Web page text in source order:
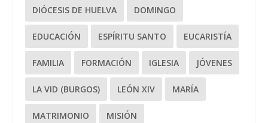
DIÓCESIS DE HUELVA DOMINGO
EDUCACIÓN ESPÍRITU SANTO EUCARISTÍA
FAMILIA FORMACIÓN IGLESIA JÓVENES
LA VID (BURGOS) LEÓN XIV MARÍA
MATRIMONIO MISIÓN